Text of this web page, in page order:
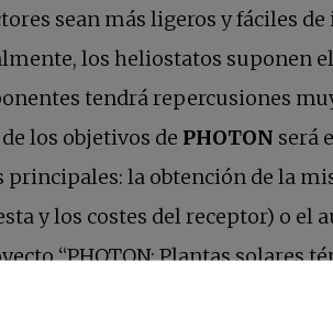
sean más ligeros y fáciles
los heliostatos suponen
tendrá repercusiones
los objetivos de PHOTON será
principales: la obtención de la
y los costes del receptor) o el
“PHOTON: Plantas solares
en el que además de